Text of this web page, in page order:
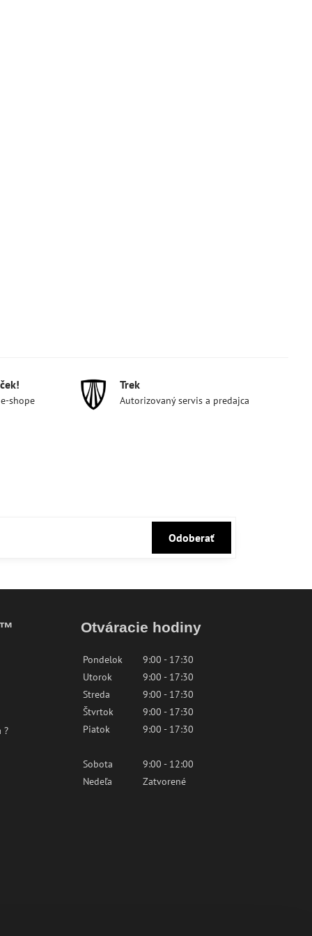
shope
Trek
Autorizovaný servis a predajca
Odoberať
?
Otváracie hodiny
Pondelok
9:00 - 17:30
Utorok
9:00 - 17:30
Streda
9:00 - 17:30
Štvrtok
9:00 - 17:30
Piatok
9:00 - 17:30
Sobota
9:00 - 12:00
Nedeľa
Zatvorené